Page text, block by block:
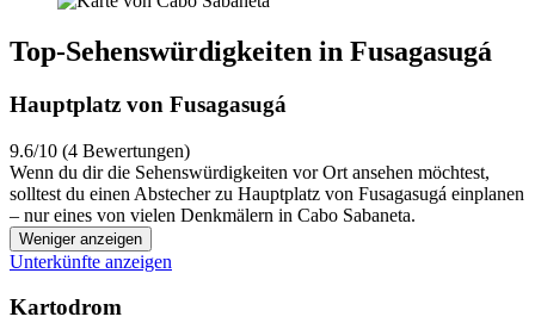
Top-Sehenswürdigkeiten in Fusagasugá
Hauptplatz von Fusagasugá
9.6/10 (4 Bewertungen)
Wenn du dir die Sehenswürdigkeiten vor Ort ansehen möchtest,
solltest du einen Abstecher zu Hauptplatz von Fusagasugá einplanen
– nur eines von vielen Denkmälern in Cabo Sabaneta.
Weniger anzeigen
Unterkünfte anzeigen
Kartodrom